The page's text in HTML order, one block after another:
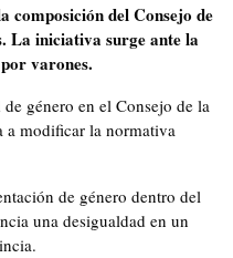
composición del Consejo de
La iniciativa surge ante la
varones.
género en el Consejo de la
a modificar la normativa
de género dentro del
una desigualdad en un